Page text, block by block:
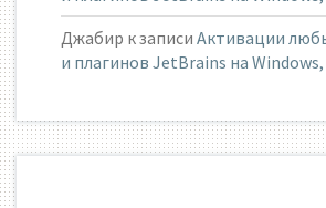
Джабир к записи Активации
и плагинов JetBrains на Windows,